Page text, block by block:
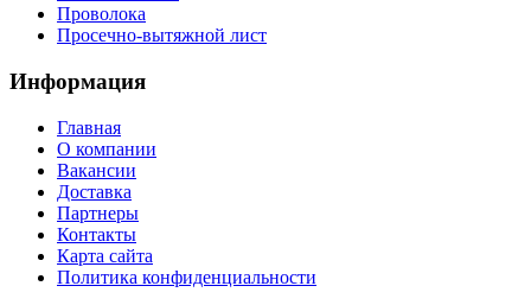
Проволока
Просечно-вытяжной лист
Информация
Главная
О компании
Вакансии
Доставка
Партнеры
Контакты
Карта сайта
Политика конфиденциальности